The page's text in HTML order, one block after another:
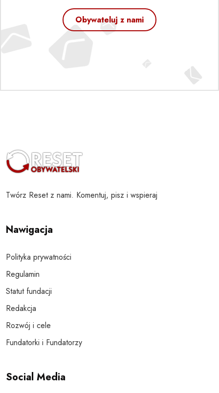
Obywateluj z nami
Twórz Reset z nami. Komentuj, pisz i wspieraj
Nawigacja
Polityka prywatności
Regulamin
Statut fundacji
Redakcja
Rozwój i cele
Fundatorki i Fundatorzy
Social Media